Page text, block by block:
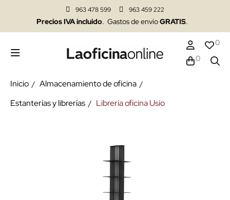
963 478 599 963 459 222
Precios IVA incluido. Gastos de envíoGRATIS.
0
0
Inicio
Almacenamiento de oficina
Estanterías y librerías
Librería oficina Usio